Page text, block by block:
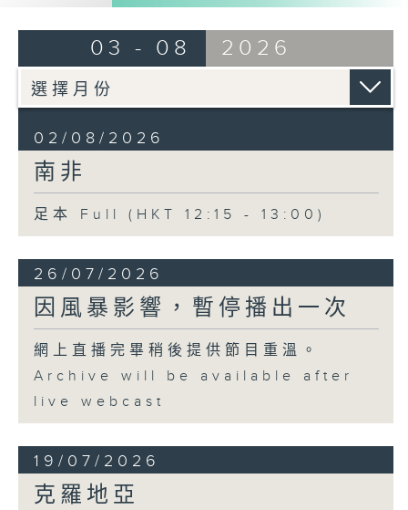
03 - 08 2026
02/08/2026
南非
足本 Full (HKT 12:15 - 13:00)
26/07/2026
因風暴影響，暫停播出一次
網上直播完畢稍後提供節目重溫。
Archive will be available after
live webcast
19/07/2026
克羅地亞